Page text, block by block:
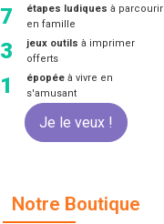
7 étapes ludiques à parcourir
en famille
3 jeux outils à imprimer
offerts
1 épopée à vivre en
s'amusant
Je le veux !
Notre Boutique